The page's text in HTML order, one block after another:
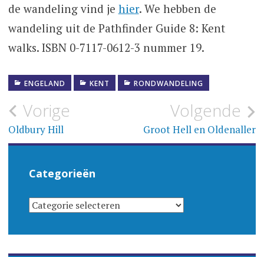
de wandeling vind je hier. We hebben de
wandeling uit de Pathfinder Guide 8: Kent
walks. ISBN 0-7117-0612-3 nummer 19.
ENGELAND KENT RONDWANDELING
Bericht
navigatie
Vorige
Oldbury Hill
Volgende
Groot Hell en Oldenaller
Categorieën
CATEGORIEËN